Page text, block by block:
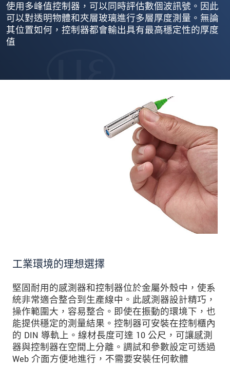
使用多峰值控制器，可以同時評估數個波訊號。因此
可以對透明物體和夾層玻璃進行多層厚度測量。無論
其位置如何，控制器都會輸出具有最高穩定性的厚度
值
工業環境的理想選擇
堅固耐用的感測器和控制器位於金屬外殼中，使系
統非常適合整合到生產線中。此感測器設計精巧，
操作範圍大，容易整合。即使在振動的環境下，也
能提供穩定的測量結果。控制器可安裝在控制櫃內
的 DIN 導軌上。線材長度可達 10 公尺，可讓感測
器與控制器在空間上分離。調試和參數設定可透過
Web 介面方便地進行，不需要安裝任何軟體